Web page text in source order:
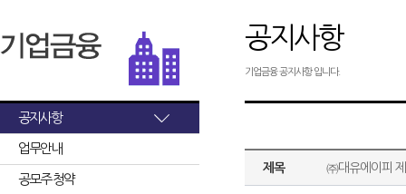
공지사항
업무안내
공모주 청약
공지사항
기업금융 공지사항 입니다.
제목 ㈜대유에이피